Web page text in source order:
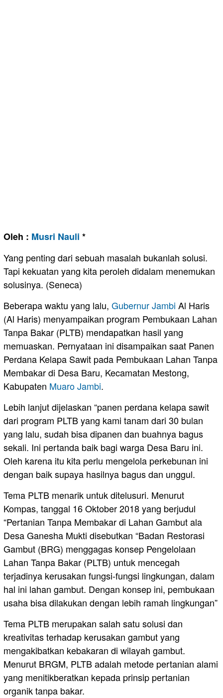
Oleh : Musri Nauli *
Yang penting dari sebuah masalah bukanlah solusi.
Tapi kekuatan yang kita peroleh didalam menemukan
solusinya. (Seneca)
Beberapa waktu yang lalu, Gubernur Jambi Al Haris
(Al Haris) menyampaikan program Pembukaan Lahan
Tanpa Bakar (PLTB) mendapatkan hasil yang
memuaskan. Pernyataan ini disampaikan saat Panen
Perdana Kelapa Sawit pada Pembukaan Lahan Tanpa
Membakar di Desa Baru, Kecamatan Mestong,
Kabupaten Muaro Jambi.
Lebih lanjut dijelaskan “panen perdana kelapa sawit
dari program PLTB yang kami tanam dari 30 bulan
yang lalu, sudah bisa dipanen dan buahnya bagus
sekali. Ini pertanda baik bagi warga Desa Baru ini.
Oleh karena itu kita perlu mengelola perkebunan ini
dengan baik supaya hasilnya bagus dan unggul.
Tema PLTB menarik untuk ditelusuri. Menurut
Kompas, tanggal 16 Oktober 2018 yang berjudul
“Pertanian Tanpa Membakar di Lahan Gambut ala
Desa Ganesha Mukti disebutkan “Badan Restorasi
Gambut (BRG) menggagas konsep Pengelolaan
Lahan Tanpa Bakar (PLTB) untuk mencegah
terjadinya kerusakan fungsi-fungsi lingkungan, dalam
hal ini lahan gambut. Dengan konsep ini, pembukaan
usaha bisa dilakukan dengan lebih ramah lingkungan”
Tema PLTB merupakan salah satu solusi dan
kreativitas terhadap kerusakan gambut yang
mengakibatkan kebakaran di wilayah gambut.
Menurut BRGM, PLTB adalah metode pertanian alami
yang menitikberatkan kepada prinsip pertanian
organik tanpa bakar.